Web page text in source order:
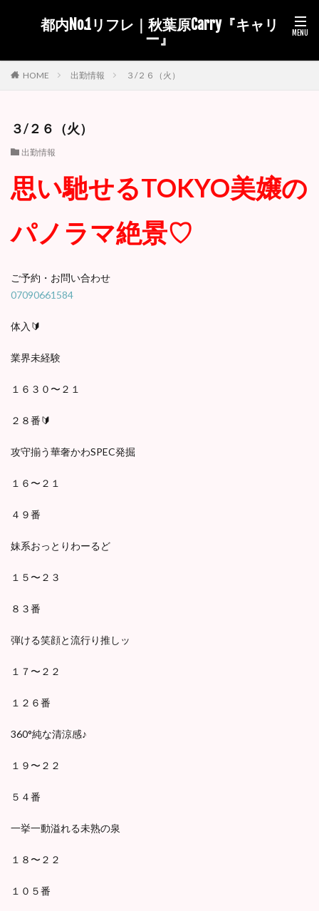
都内No.1リフレ｜秋葉原Carry『キャリ
ー』
HOME 出勤情報 ３/２６（火）
３/２６（火）
出勤情報
思い馳せるTOKYO美嬢の
パノラマ絶景♡
ご予約・お問い合わせ
07090661584
体入🔰
業界未経験
１６３０〜２１
２８番🔰
攻守揃う華奢かわSPEC発掘
１６〜２１
４９番
妹系おっとりわーるど
１５〜２３
８３番
弾ける笑顔と流行り推しッ
１７〜２２
１２６番
360°純な清涼感♪
１９〜２２
５４番
一挙一動溢れる未熟の泉
１８〜２２
１０５番